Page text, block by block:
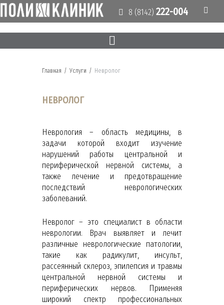
8 (8142)222-004
Главная / Услуги / Невролог
НЕВРОЛОГ
Неврология – область медицины, в
задачи которой входит изучение
нарушений работы центральной и
периферической нервной системы, а
также лечение и предотвращение
последствий неврологических
заболеваний.
Невролог – это специалист в области
неврологии. Врач выявляет и лечит
различные неврологические патологии,
такие как радикулит, инсульт,
рассеянный склероз, эпилепсия и травмы
центральной нервной системы и
периферических нервов. Применяя
широкий спектр профессиональных